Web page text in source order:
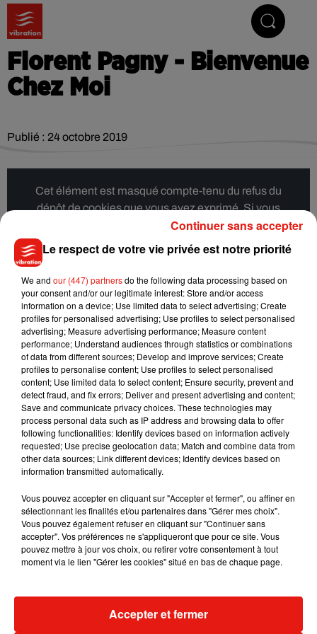
Florent Pagny - Bienvenue
Chez Moi
Publié : 24 octobre 2019
Cet élément est masqué compte-tenu du refus du
dépôt de cookies que vous avez exprimé. Si vous
souhaitez l'afficher, merci de nous donner votre accord
en cliquant sur le bouton ci-dessous.
Afficher l'élément
Musique
Julien Lieb s’essaye à la vie de
chatelain dans son nouveau clip
Madonna
Sensation »
+ DE MUSIQUE
Le respect de votre vie privée est notre priorité
We and our (447) partnersdo the following data processing based on
your consent and/or our legitimate interest: Store and/or access
information on a device; Use limited data to select advertising; Create
profiles for personalised advertising; Use profiles to select personalised
advertising; Measure advertising performance; Measure content
performance; Understand audiences through statistics or combinations
of data from different sources; Develop and improve services; Create
profiles to personalise content; Use profiles to select personalised
content; Use limited data to select content; Ensure security, prevent and
detect fraud, and fix errors; Deliver and present advertising and content;
Save and communicate privacy choices. These technologies may
process personal data such as IP address and browsing data to offer
following functionalities: Identify devices based on information actively
requested; Use precise geolocation data; Match and combine data from
other data sources; Link different devices; Identify devices based on
information transmitted automatically.
Vous pouvez accepter en cliquant sur "Accepter et fermer", ou affiner en
sélectionnant les finalités et/ou partenaires dans "Gérer mes choix".
Vous pouvez également refuser en cliquant sur "Continuer sans
accepter". Vos préférences ne s'appliqueront que pour ce site. Vous
pouvez mettre à jour vos choix, ou retirer votre consentement à tout
moment via le lien "Gérer les cookies" situé en bas de chaque page.
Accepter et fermer
Continuer sans accepter